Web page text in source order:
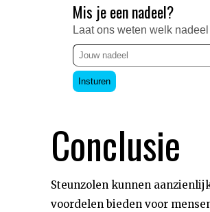
Mis je een nadeel?
Laat ons weten welk
Insturen
Conclusie
Steunzolen kunnen
voordelen bieden voor